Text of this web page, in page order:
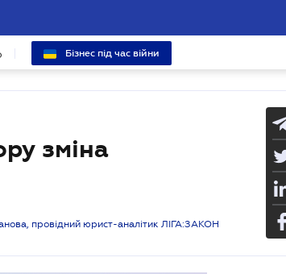
Бізнес під час війни
зміна
провідний юрист-аналітик ЛІГА:ЗАКОН